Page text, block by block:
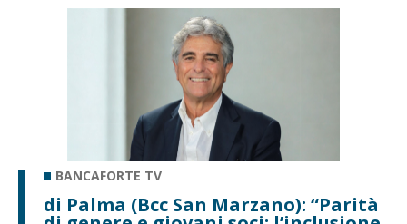
BANCAFORTE TV
di Palma (Bcc San Marzano): “Parità